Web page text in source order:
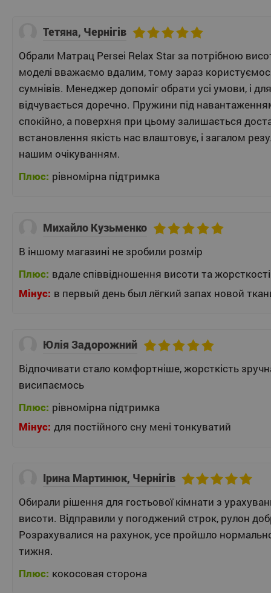
Тетяна, Чернігів
Обрали Матрац Persei Relax Star за потрібною
моделі вважаємо вдалим, тому зараз
сумнівів. Менеджер допоміг обрати усі умови, і
відчувається доречно. Пружини під
спокійно, а поверхня при цьому залишається
встановлення якість нас влаштовує, і загалом
нашим очікуванням.
Плюс: рівномірна підтримка
Михайло Кузьменко
В іншому магазині не зробили розмір
Плюс: вдале співвідношення висоти та жорсткості
Мінус: в первый день был лёгкий запах новой
Юлія Задорожний
Відпочивати стало комфортніше, жорсткість
висипаємось
Плюс: рівномірна підтримка
Мінус: для постійного сну мені тонкуватий
Ірина Мартинюк, Чернігів
Обирали рішення для гостьової кімнати з
висоти. Відправили у погоджений строк, рулон
Розрахувалися на рахунок, усе пройшло
тижня.
Плюс: кокосовая сторона